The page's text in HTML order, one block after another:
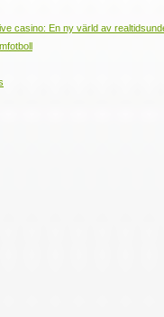
casino: En ny värld av